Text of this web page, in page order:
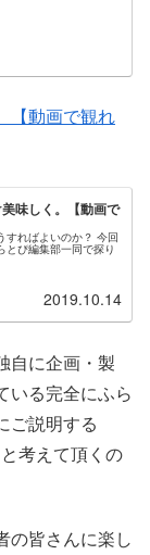
【動画で観れ
味しく。【動画で
すればよいのか？ 今回
とぴ編集部一同で探り
2019.10.14
自に企画・製
いる完全にふら
ご説明する
考えて頂くの
の皆さんに楽し